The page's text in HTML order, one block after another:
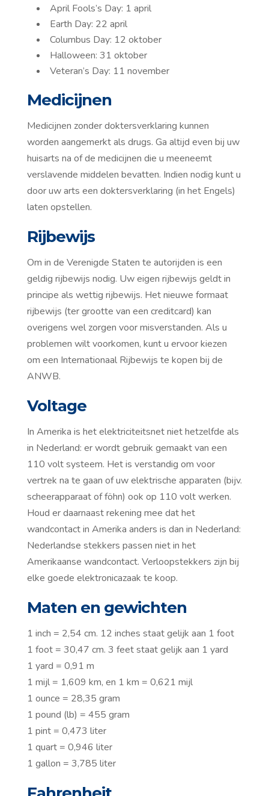
April Fools’s Day: 1 april
Earth Day: 22 april
Columbus Day: 12 oktober
Halloween: 31 oktober
Veteran’s Day: 11 november
Medicijnen
Medicijnen zonder doktersverklaring kunnen
worden aangemerkt als drugs. Ga altijd even bij uw
huisarts na of de medicijnen die u meeneemt
verslavende middelen bevatten. Indien nodig kunt u
door uw arts een doktersverklaring (in het Engels)
laten opstellen.
Rijbewijs
Om in de Verenigde Staten te autorijden is een
geldig rijbewijs nodig. Uw eigen rijbewijs geldt in
principe als wettig rijbewijs. Het nieuwe formaat
rijbewijs (ter grootte van een creditcard) kan
overigens wel zorgen voor misverstanden. Als u
problemen wilt voorkomen, kunt u ervoor kiezen
om een Internationaal Rijbewijs te kopen bij de
ANWB.
Voltage
In Amerika is het elektriciteitsnet niet hetzelfde als
in Nederland: er wordt gebruik gemaakt van een
110 volt systeem. Het is verstandig om voor
vertrek na te gaan of uw elektrische apparaten (bijv.
scheerapparaat of föhn) ook op 110 volt werken.
Houd er daarnaast rekening mee dat het
wandcontact in Amerika anders is dan in Nederland:
Nederlandse stekkers passen niet in het
Amerikaanse wandcontact. Verloopstekkers zijn bij
elke goede elektronicazaak te koop.
Maten en gewichten
1 inch = 2,54 cm. 12 inches staat gelijk aan 1 foot
1 foot = 30,47 cm. 3 feet staat gelijk aan 1 yard
1 yard = 0,91 m
1 mijl = 1,609 km, en 1 km = 0,621 mijl
1 ounce = 28,35 gram
1 pound (lb) = 455 gram
1 pint = 0,473 liter
1 quart = 0,946 liter
1 gallon = 3,785 liter